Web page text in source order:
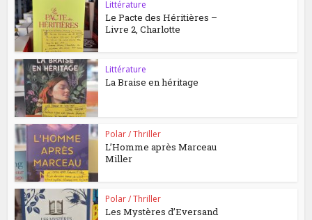
Littérature
Le Pacte des Héritières –
Livre 2, Charlotte
Littérature
La Braise en héritage
Polar / Thriller
L’Homme après Marceau
Miller
Polar / Thriller
Les Mystères d’Eversand